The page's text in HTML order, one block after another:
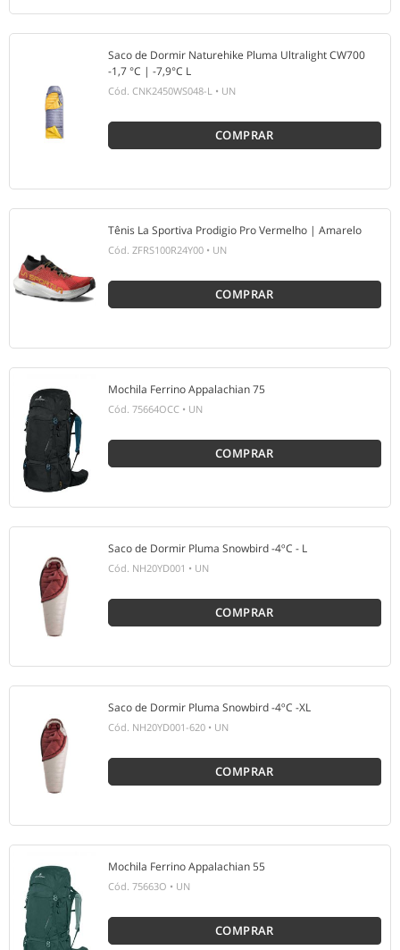
Saco de Dormir Naturehike Pluma Ultralight CW700
-1,7 °C | -7,9°C L
Cód. CNK2450WS048-L • UN
COMPRAR
Tênis La Sportiva Prodigio Pro Vermelho | Amarelo
Cód. ZFRS100R24Y00 • UN
COMPRAR
Mochila Ferrino Appalachian 75
Cód. 75664OCC • UN
COMPRAR
Saco de Dormir Pluma Snowbird -4ºC - L
Cód. NH20YD001 • UN
COMPRAR
Saco de Dormir Pluma Snowbird -4ºC -XL
Cód. NH20YD001-620 • UN
COMPRAR
Mochila Ferrino Appalachian 55
Cód. 75663O • UN
COMPRAR